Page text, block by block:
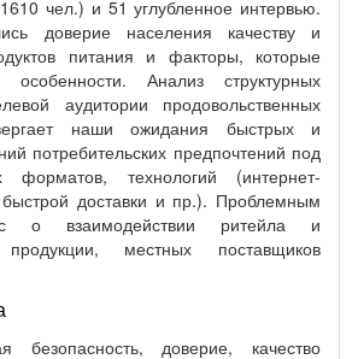
чел.) и 51 углубленное интервью.
доверие населения качеству и
питания и факторы, которые
Анализ структурных
аудитории продовольственных
наши ожидания быстрых и
потребительских предпочтений под
форматов, технологий (интернет-
доставки и пр.). Проблемным
о взаимодействии ритейла и
продукции, местных поставщиков
безопасность, доверие, качество